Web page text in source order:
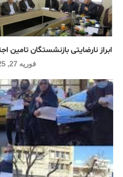
ابراز نارضایتی بازنشستگان تامین
فوریه 27, 2025